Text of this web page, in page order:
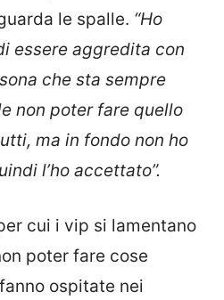
le spalle. “Ho
essere aggredita con
che sta sempre
non poter fare quello
ma in fondo non ho
l’ho accettato”.
cui i vip si lamentano
poter fare cose
ospitate nei